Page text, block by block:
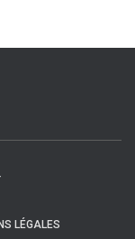
LÉGALES